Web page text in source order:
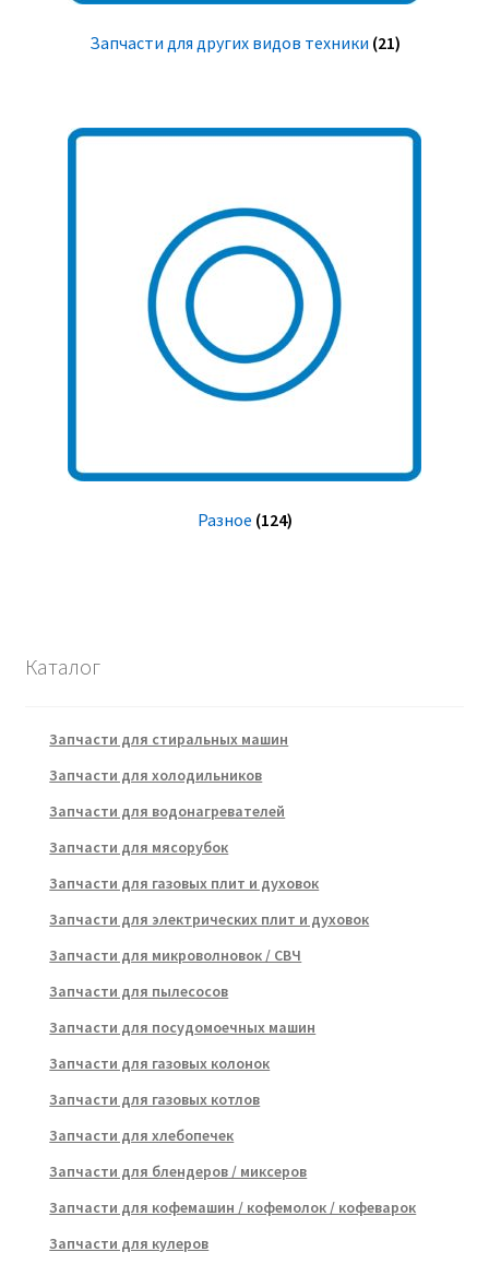
Запчасти для других видов техники (21)
Разное (124)
Каталог
Запчасти для стиральных машин
Запчасти для холодильников
Запчасти для водонагревателей
Запчасти для мясорубок
Запчасти для газовых плит и духовок
Запчасти для электрических плит и духовок
Запчасти для микроволновок / СВЧ
Запчасти для пылесосов
Запчасти для посудомоечных машин
Запчасти для газовых колонок
Запчасти для газовых котлов
Запчасти для хлебопечек
Запчасти для блендеров / миксеров
Запчасти для кофемашин / кофемолок / кофеварок
Запчасти для кулеров